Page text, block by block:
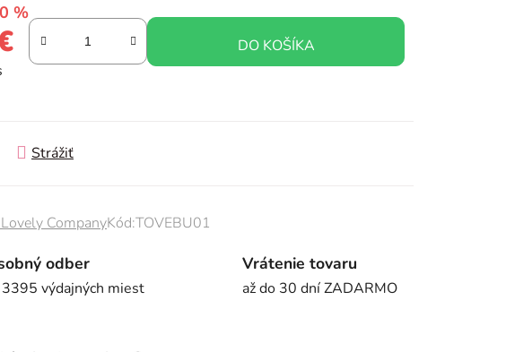
%
DO KOŠÍKA
Strážiť
CompanyKód:TOVEBU01
odber
3395 výdajných miest
Vrátenie tovaru
až do 30 dní ZADARMO